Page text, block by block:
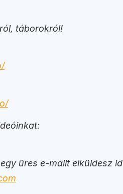
táborokról!
üres e-mailt elküldesz